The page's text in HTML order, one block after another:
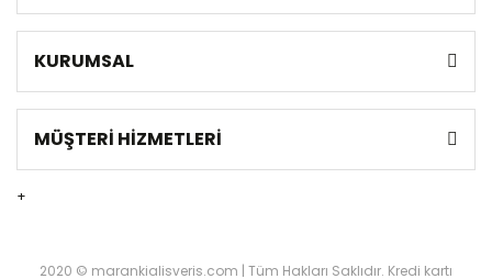
KURUMSAL
MÜŞTERİ HİZMETLERİ
+
2020 © marankialisveris.com | Tüm Hakları Saklıdır. Kredi kartı